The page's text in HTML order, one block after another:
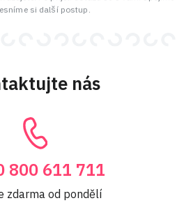
si další postup.
nás
800 611 711
zdarma od pondělí